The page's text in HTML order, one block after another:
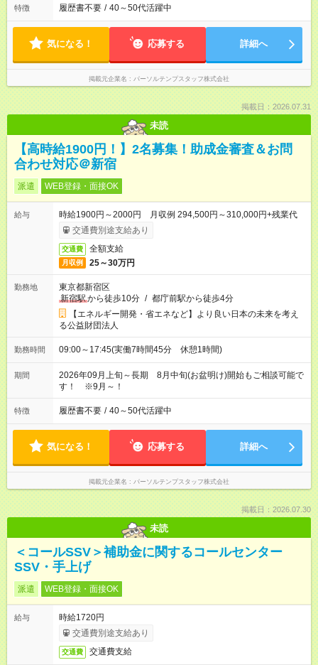
特徴 履歴書不要 / 40～50代活躍中
気になる！ 応募する 詳細へ
掲載元企業名 パーソルテンプスタッフ株式会社
掲載日：2026.07.31
未読
【高時給1900円！】2名募集！助成金審査＆お問
合わせ対応＠新宿
派遣 WEB登録・面接OK
給与
時給1900円～2000円 月収例 294,500円～310,000円+残業代
交通費別途支給あり
交通費 全額支給
月収例 25～30万円
勤務地
東京都新宿区
新宿駅から徒歩10分 / 都庁前駅から徒歩4分
【エネルギー開発・省エネなど】より良い日本の未来を考え
る公益財団法人
勤務時間 09:00～17:45(実働7時間45分 休憩1時間)
期間
2026年09月上旬～長期 8月中旬(お盆明け)開始もご相談可能で
す！ ※9月～！
特徴 履歴書不要 / 40～50代活躍中
気になる！ 応募する 詳細へ
掲載元企業名 パーソルテンプスタッフ株式会社
掲載日：2026.07.30
未読
＜コールSSV＞補助金に関するコールセンター
SSV・手上げ
派遣 WEB登録・面接OK
給与
時給1720円
交通費別途支給あり
交通費 交通費支給